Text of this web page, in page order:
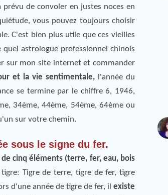
de convoler en justes noces en
vous pouvez toujours choisir
C'est bien plus utile que ces vieilles
astrologue professionnel chinois
sur mon site internet et commander
et la vie sentimentale, l'année du
se termine par le chiffre 6, 1946,
34ème, 44ème, 54ème, 64ème ou
sur votre chemin.
sous le signe du fer.
de cinq éléments (terre, fer, eau, bois
Tigre de terre, tigre de fer, tigre
d'une année de tigre de fer, il existe